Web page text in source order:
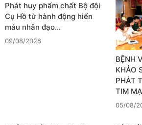
Phát huy phẩm chất Bộ đội
Cụ Hồ từ hành động hiến
máu nhân đạo…
09/08/2026
BỆNH
KHẢO
PHÁT
TIM
05/08/